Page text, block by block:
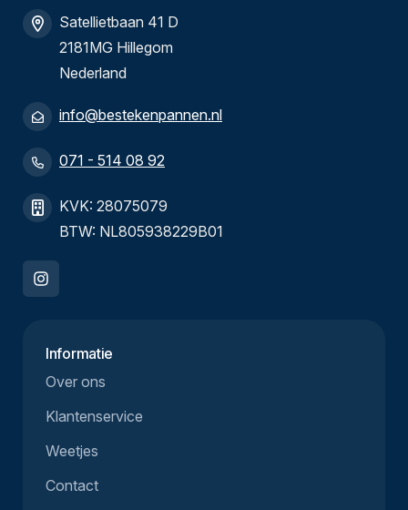
Satellietbaan 41 D
2181MG Hillegom
Nederland
info@bestekenpannen.nl
071 - 514 08 92
KVK: 28075079
BTW: NL805938229B01
Informatie
Over ons
Klantenservice
Weetjes
Contact